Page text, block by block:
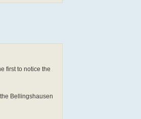
first to notice the
Bellingshausen